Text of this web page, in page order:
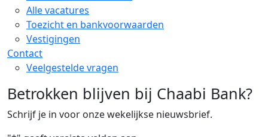
Alle vacatures
Toezicht en bankvoorwaarden
Vestigingen
Contact
Veelgestelde vragen
Betrokken blijven bij Chaabi Bank?
Schrijf je in voor onze wekelijkse nieuwsbrief.